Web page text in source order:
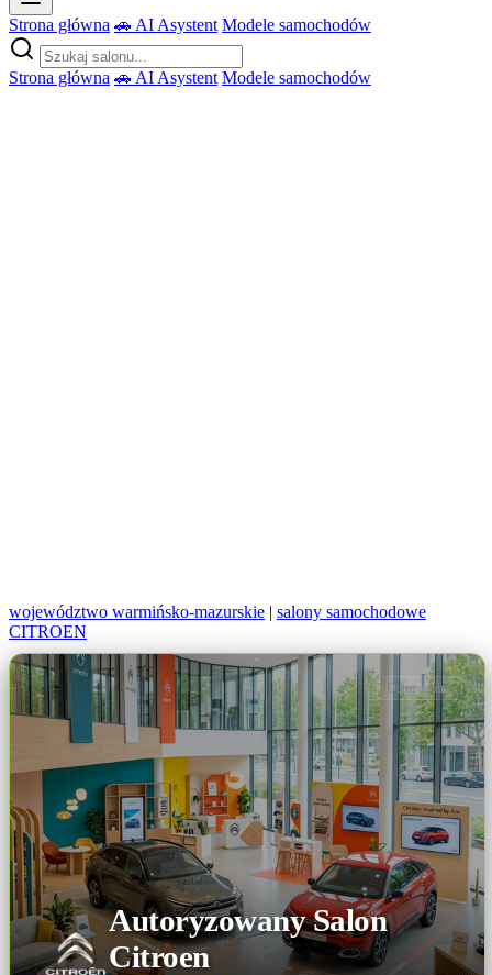
Strona główna 🚗 AI Asystent Modele samochodów
Strona główna 🚗 AI Asystent Modele samochodów
województwo warmińsko-mazurskie | salony samochodowe
CITROEN
Autoryzowany Salon
Citroen
Dane ogólne